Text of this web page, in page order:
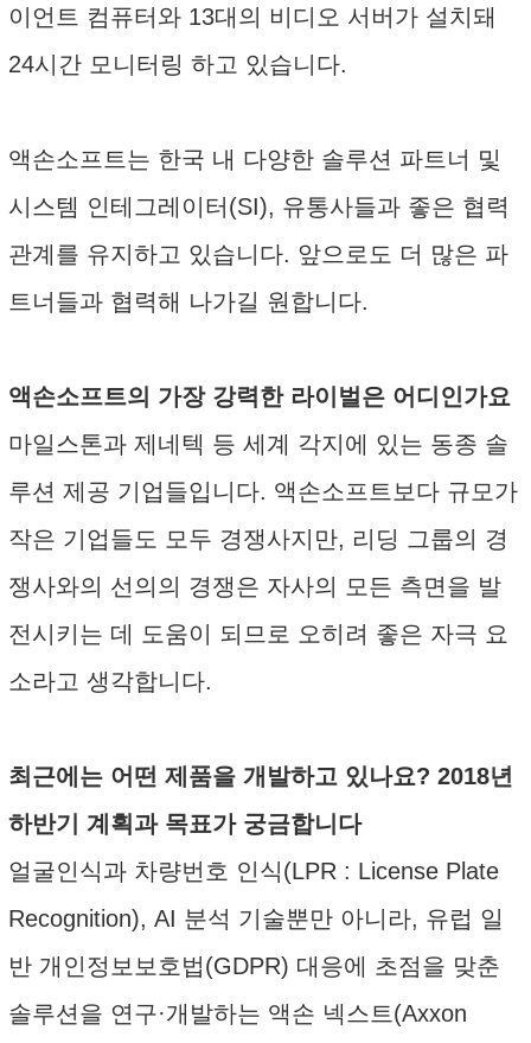
이언트 컴퓨터와 13대의 비디오 서버가 설치돼
24시간 모니터링 하고 있습니다.
액손소프트는 한국 내 다양한 솔루션 파트너 및
시스템 인테그레이터(SI), 유통사들과 좋은 협력
관계를 유지하고 있습니다. 앞으로도 더 많은 파
트너들과 협력해 나가길 원합니다.
액손소프트의 가장 강력한 라이벌은 어디인가요
마일스톤과 제네텍 등 세계 각지에 있는 동종 솔
루션 제공 기업들입니다. 액손소프트보다 규모가
작은 기업들도 모두 경쟁사지만, 리딩 그룹의 경
쟁사와의 선의의 경쟁은 자사의 모든 측면을 발
전시키는 데 도움이 되므로 오히려 좋은 자극 요
소라고 생각합니다.
최근에는 어떤 제품을 개발하고 있나요? 2018년
하반기 계획과 목표가 궁금합니다
얼굴인식과 차량번호 인식(LPR : License Plate
Recognition), AI 분석 기술뿐만 아니라, 유럽 일
반 개인정보보호법(GDPR) 대응에 초점을 맞춘
솔루션을 연구·개발하는 액손 넥스트(Axxon